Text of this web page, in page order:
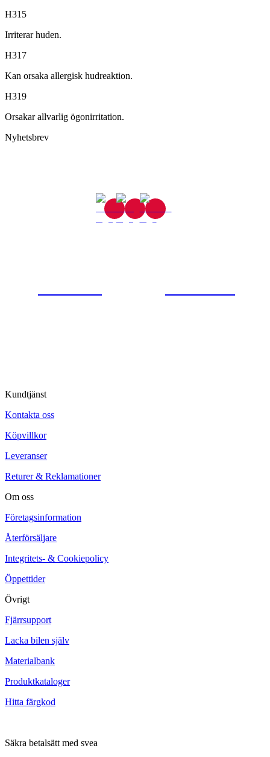
H315
Irriterar huden.
H317
Kan orsaka allergisk hudreaktion.
H319
Orsakar allvarlig ögonirritation.
Nyhetsbrev
Kundtjänst
Kontakta oss
Köpvillkor
Leveranser
Returer & Reklamationer
Om oss
Företagsinformation
Återförsäljare
Integritets- & Cookiepolicy
Öppettider
Övrigt
Fjärrsupport
Lacka bilen själv
Materialbank
Produktkataloger
Hitta färgkod
Säkra betalsätt med svea